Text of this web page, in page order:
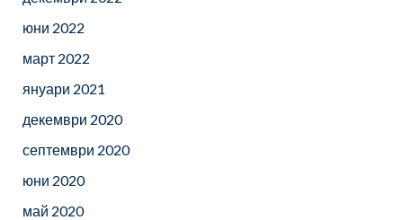
юни 2022
март 2022
януари 2021
декември 2020
септември 2020
юни 2020
май 2020